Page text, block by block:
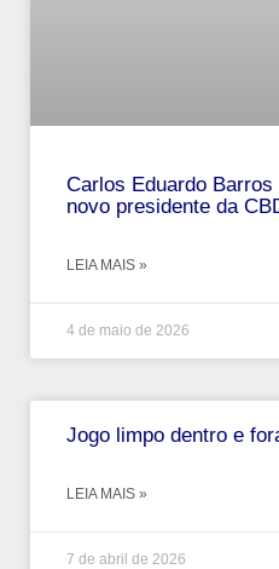
Carlos Eduardo
novo presidente da
LEIA MAIS »
4 de maio de 2026
Jogo limpo dentro e
LEIA MAIS »
7 de abril de 2026